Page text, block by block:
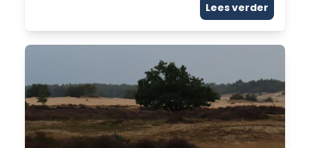
Lees verder